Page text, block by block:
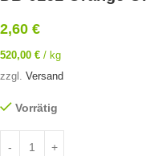
2,60 €
520,00 € / kg
zzgl. Versand
Vorrätig